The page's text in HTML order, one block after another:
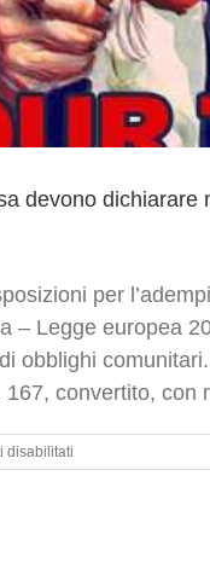
devono
per
– Legge europea
obblighi
convertito, con
disabilitati
Residenti